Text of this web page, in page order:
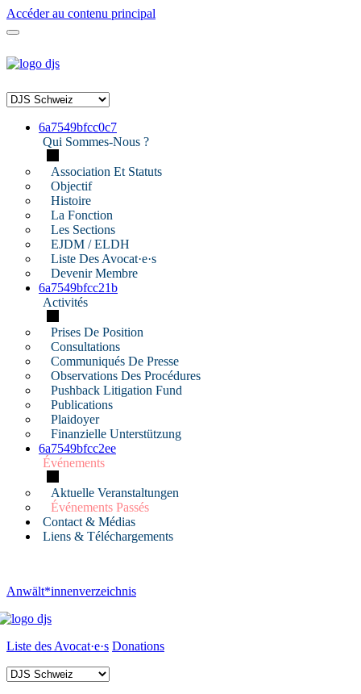
Accéder au contenu principal
6a7549bfcc0c7
Qui Sommes-Nous ?
Association Et Statuts
Objectif
Histoire
La Fonction
Les Sections
EJDM / ELDH
Liste Des Avocat·e·s
Devenir Membre
6a7549bfcc21b
Activités
Prises De Position
Consultations
Communiqués De Presse
Observations Des Procédures
Pushback Litigation Fund
Publications
Plaidoyer
Finanzielle Unterstützung
6a7549bfcc2ee
Événements
Aktuelle Veranstaltungen
Événements Passés
Contact & Médias
Liens & Téléchargements
Anwält*innenverzeichnis
Liste des Avocat·e·s Donations